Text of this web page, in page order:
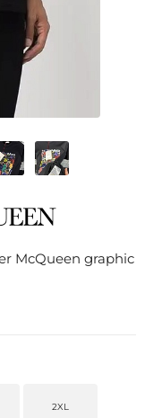
McQueen graphic
2XL